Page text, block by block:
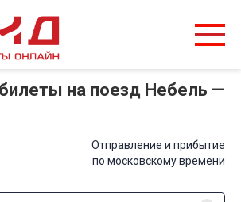
на поезд Небель —
Отправление и прибытие
по московскому времени